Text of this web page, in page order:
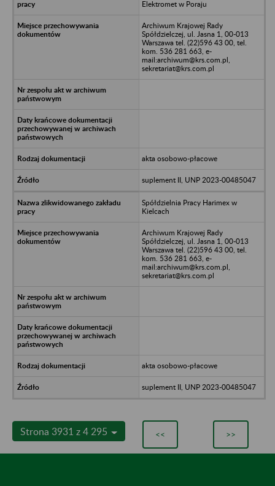
Elektromet w Poraju
Archiwum Krajowej Rady
Spółdzielczej, ul. Jasna 1, 00-013
Warszawa tel. (22)596 43 00, tel.
kom. 536 281 663, e-
mail:archiwum@krs.com.pl,
sekretariat@krs.com.pl
akta osobowo-płacowe
suplement II, UNP 2023-00485047
Spółdzielnia Pracy Harimex w
Kielcach
Archiwum Krajowej Rady
Spółdzielczej, ul. Jasna 1, 00-013
Warszawa tel. (22)596 43 00, tel.
kom. 536 281 663, e-
mail:archiwum@krs.com.pl,
sekretariat@krs.com.pl
akta osobowo-płacowe
suplement II, UNP 2023-00485047
Strona 3931 z 4 295 << >>